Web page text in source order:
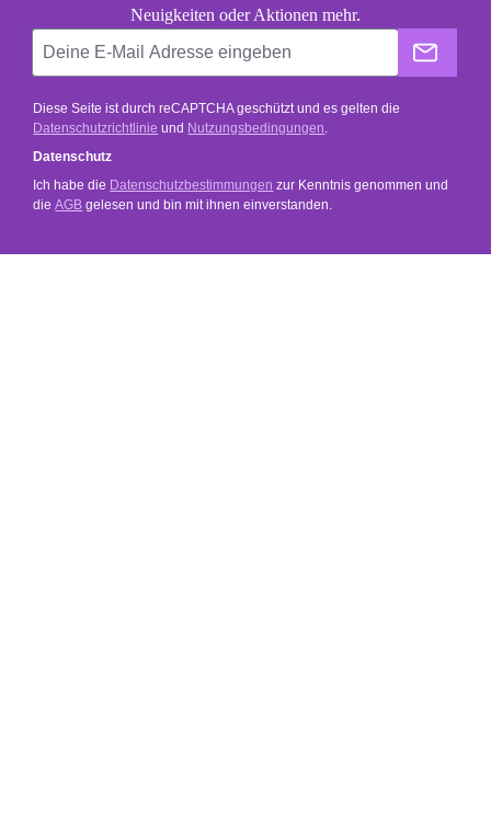
Neuigkeiten oder Aktionen mehr.
Der
Diese Seite ist durch reCAPTCHA geschützt und es gelten die
Datenschutzrichtlinie und Nutzungsbedingungen.
Datenschutz
Ich habe die Datenschutzbestimmungen zur Kenntnis genommen und
dieAGB gelesen und bin mit ihnen einverstanden.